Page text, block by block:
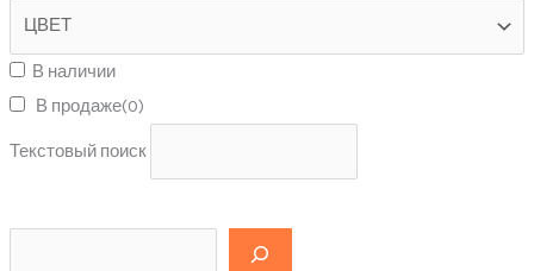
В наличии
В продаже(0)
Текстовый поиск